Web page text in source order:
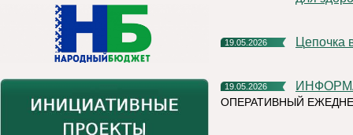
19.05.2026
19.05.2026
ОПЕРАТИВНЫЙ